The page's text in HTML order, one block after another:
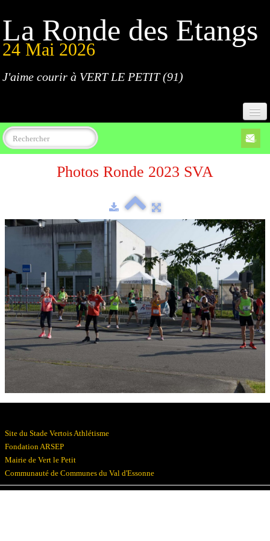
La Ronde des Etangs
24 Mai 2026
J'aime courir à VERT LE PETIT (91)
Accueil
Programme
Règlement
Résultats
Devenez bénévoles
Partenaires
Photos▼
Photos Ronde 2023 SVA
Site du Stade Vertois Athlétisme
Fondation ARSEP
Mairie de Vert le Petit
Communauté de Communes du Val d'Essonne